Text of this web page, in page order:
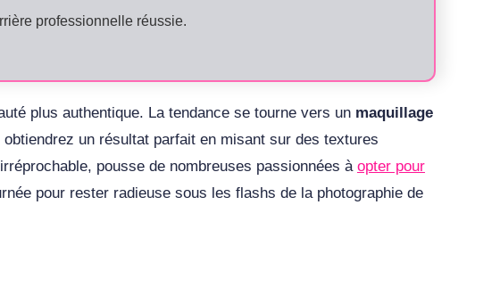
professionnelle réussie.
plus authentique. La tendance se tourne vers un maquillage
un résultat parfait en misant sur des textures
pousse de nombreuses passionnées à opter pour
pour rester radieuse sous les flashs de la photographie de